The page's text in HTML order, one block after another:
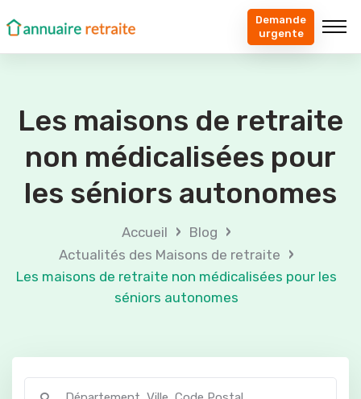
Demande
urgente
Les maisons de retraite
non médicalisées pour
les séniors autonomes
Accueil › Blog ›
Actualités des Maisons de retraite ›
Les maisons de retraite non médicalisées pour les
séniors autonomes